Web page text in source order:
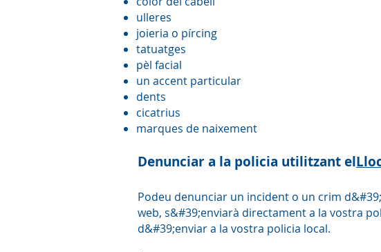
ulleres
joieria o pírcing
tatuatges
pèl facial
un accent particular
dents
cicatrius
marques de naixement
Denunciar a la policia utilitzant el
Podeu denunciar un incident o un crim
web, s&#39;enviarà directament a la vostra
d&#39;enviar a la vostra policia local.